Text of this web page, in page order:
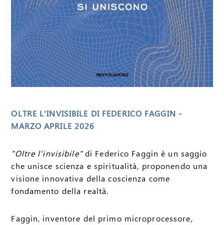
OLTRE L'INVISIBILE DI FEDERICO FAGGIN -
MARZO APRILE 2026
"Oltre l'invisibile"di Federico Faggin è un saggio
che unisce scienza e spiritualità, proponendo una
visione innovativa della coscienza come
fondamento della realtà.
Faggin, inventore del primo microprocessore,